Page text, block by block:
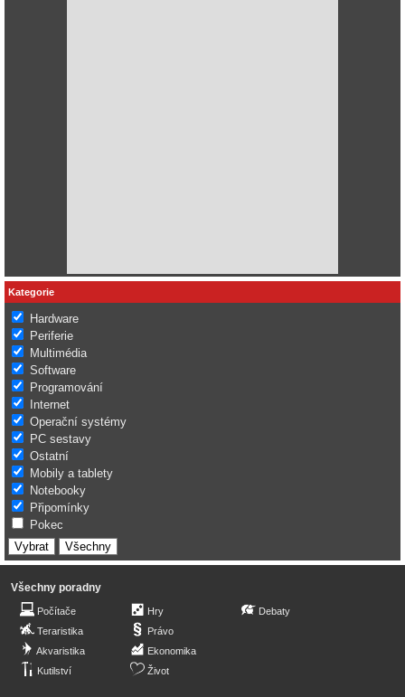
Kategorie
Hardware
Periferie
Multimédia
Software
Programování
Internet
Operační systémy
PC sestavy
Ostatní
Mobily a tablety
Notebooky
Připomínky
Pokec
Všechny poradny
Počítače
Teraristika
Akvaristika
Kutilství
Hry
Právo
Ekonomika
Život
Debaty